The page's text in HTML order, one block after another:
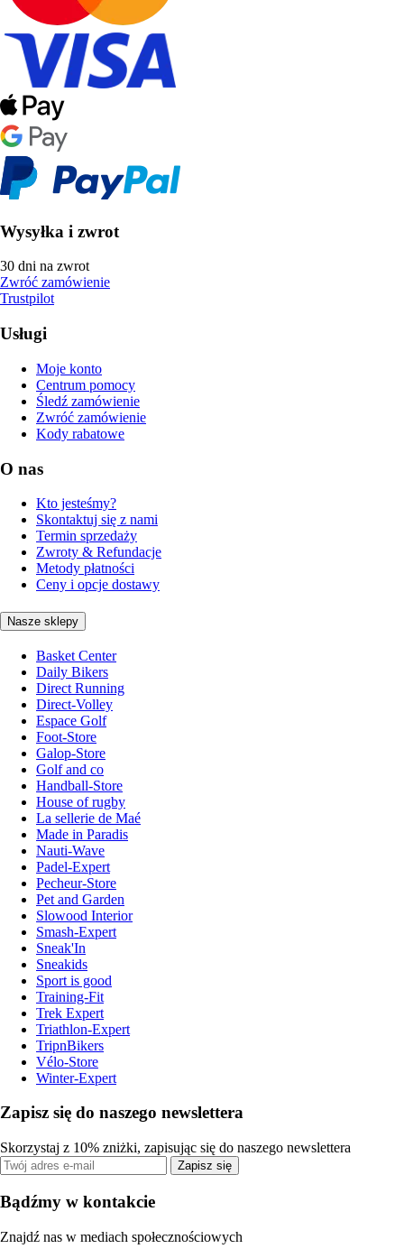
Wysyłka i zwrot
30 dni na zwrot
Zwróć zamówienie
Trustpilot
Usługi
Moje konto
Centrum pomocy
Śledź zamówienie
Zwróć zamówienie
Kody rabatowe
O nas
Kto jesteśmy?
Skontaktuj się z nami
Termin sprzedaży
Zwroty & Refundacje
Metody płatności
Ceny i opcje dostawy
Nasze sklepy
Basket Center
Daily Bikers
Direct Running
Direct-Volley
Espace Golf
Foot-Store
Galop-Store
Golf and co
Handball-Store
House of rugby
La sellerie de Maé
Made in Paradis
Nauti-Wave
Padel-Expert
Pecheur-Store
Pet and Garden
Slowood Interior
Smash-Expert
Sneak'In
Sneakids
Sport is good
Training-Fit
Trek Expert
Triathlon-Expert
TripnBikers
Vélo-Store
Winter-Expert
Zapisz się do naszego newslettera
Skorzystaj z 10% zniżki, zapisując się do naszego newslettera
Zapisz się
Bądźmy w kontakcie
Znajdź nas w mediach społecznościowych